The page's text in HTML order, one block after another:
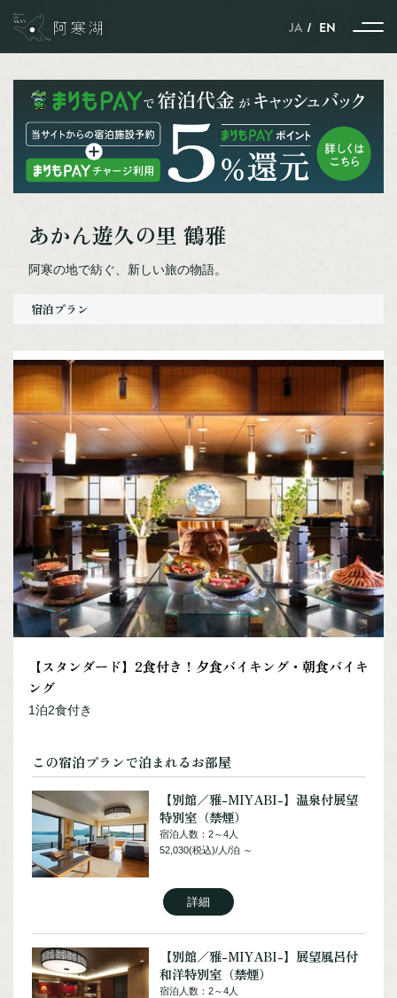
JA EN
NPO法人阿寒観光協会まちづくり推進機
北海道釧路市阿寒町阿寒湖温泉2丁目6-20
TEL：0154-67-3200
FAX：0154-67-3024
ストーリー
自然と動物と人のハーモニー
自然と動物と人の共生の世界
ネーチャーサンクチュアリーの
北見焼肉が
ガストロノミーというわけ。
体験・アクティビティ
宿泊施設
カスタムメイド
モデルルート
お役立ち情報
交通アクセス
まりもPAY
お知らせ
ご宿泊のキャンセル
お問い合わせ
あかん遊久の里 鶴雅
阿寒の地で紡ぐ、新しい旅の物語。
宿泊プラン
【スタンダード】2食付き！夕食バイキング・朝食バイキ
ング
1泊2食付き
この宿泊プランで泊まれるお部屋
【別館／雅-MIYABI-】温泉付展望
特別室（禁煙）
宿泊人数：2～4人
52,030(税込)/人/泊 ～
詳細
【別館／雅-MIYABI-】展望風呂付
和洋特別室（禁煙）
宿泊人数：2～4人